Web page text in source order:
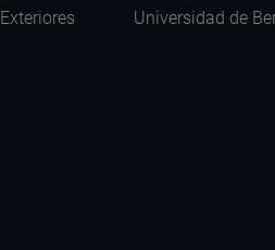
Exteriores
Universidad de